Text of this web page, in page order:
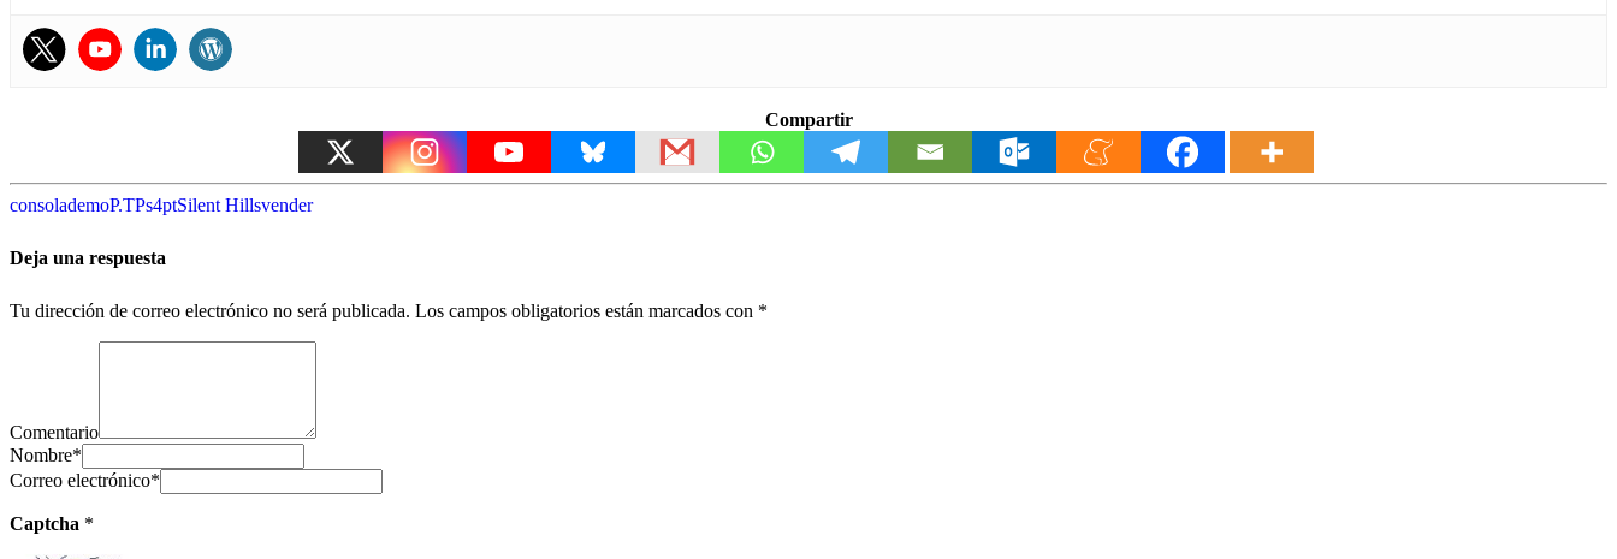
Compartir
consolademoP.TPs4ptSilent Hillsvender
Deja una respuesta
Tu dirección de correo electrónico no será publicada. Los campos obligatorios están marcados con *
Comentario
Nombre*
Correo electrónico*
Captcha *